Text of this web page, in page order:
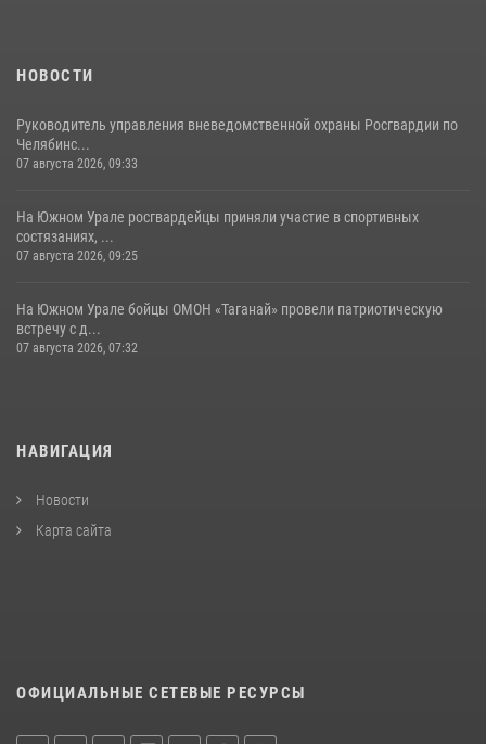
НОВОСТИ
Руководитель управления вневедомственной охраны Росгвардии по
Челябинс...
07 августа 2026, 09:33
На Южном Урале росгвардейцы приняли участие в спортивных
состязаниях, ...
07 августа 2026, 09:25
На Южном Урале бойцы ОМОН «Таганай» провели патриотическую
встречу с д...
07 августа 2026, 07:32
НАВИГАЦИЯ
Новости
Карта сайта
ОФИЦИАЛЬНЫЕ СЕТЕВЫЕ РЕСУРСЫ